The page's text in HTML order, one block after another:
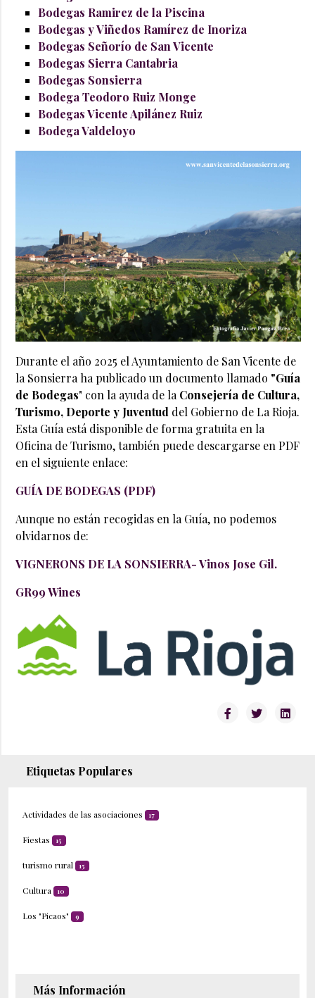
Bodegas Ramirez de la Piscina
Bodegas y Viñedos Ramírez de Inoriza
Bodegas Señorío de San Vicente
Bodegas Sierra Cantabria
Bodegas Sonsierra
Bodega Teodoro Ruiz Monge
Bodegas Vicente Apilánez Ruiz
Bodega Valdeloyo
Durante el año 2025 el Ayuntamiento de San Vicente de
la Sonsierra ha publicado un documento llamado "Guía
de Bodegas" con la ayuda de la Consejería de Cultura,
Turismo, Deporte y Juventud del Gobierno de La Rioja.
Esta Guía está disponible de forma gratuita en la
Oficina de Turismo, también puede descargarse en PDF
en el siguiente enlace:
GUÍA DE BODEGAS (PDF)
Aunque no están recogidas en la Guía, no podemos
olvidarnos de:
VIGNERONS DE LA SONSIERRA- Vinos Jose Gil.
GR99 Wines
Etiquetas Populares
Actividades de las asociaciones 17
Fiestas 15
turismo rural 15
Cultura 10
Los "Picaos" 9
Más Información